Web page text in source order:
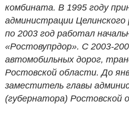
комбината. В 1995 году
администрации Целинского
по 2003 год работал
«Ростовупрдор». С 2003-
автомобильных дорог,
Ростовской области. До
заместитель главы
(губернатора) Ростовской